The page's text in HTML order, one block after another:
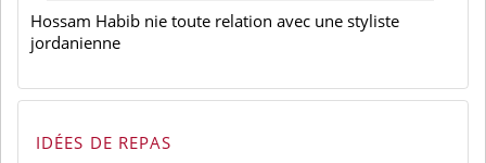
Le savon d'Alep traverse les époques parce qu'il est bon
pour la peau
Hossam Habib nie toute relation avec une styliste
jordanienne